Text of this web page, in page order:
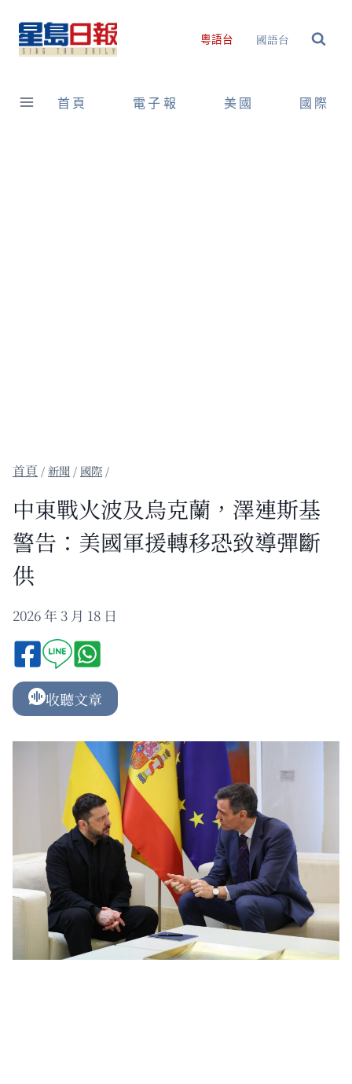
content
粵語台 國語台
首頁 電子報 美國 國際
/新聞 / 國際 /
中東戰火波及烏克蘭，澤連斯基
警告：美國軍援轉移恐致導彈斷
供
2026 年 3 月 18 日
收聽文章